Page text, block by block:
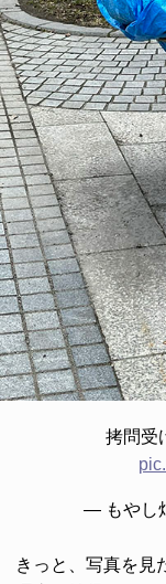
拷問受
— もやし
きっと、写真を見